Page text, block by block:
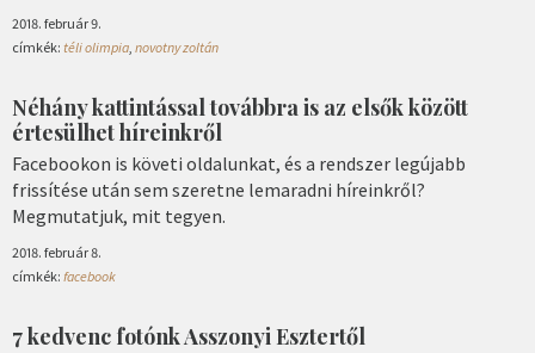
2018. február 9.
címkék: téli olimpia novotny zoltán
Néhány kattintással továbbra is az elsők között
értesülhet híreinkről
Facebookon is követi oldalunkat, és a rendszer legújabb
frissítése után sem szeretne lemaradni híreinkről?
Megmutatjuk, mit tegyen.
2018. február 8.
címkék: facebook
7 kedvenc fotónk Asszonyi Esztertől